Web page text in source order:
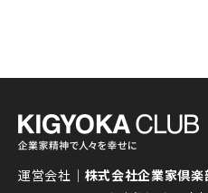
運営会社｜ 株式会社企業家倶楽